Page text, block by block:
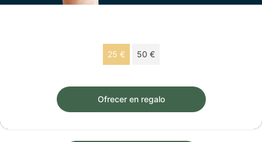
25 € 50 €
Ofrecer en regalo